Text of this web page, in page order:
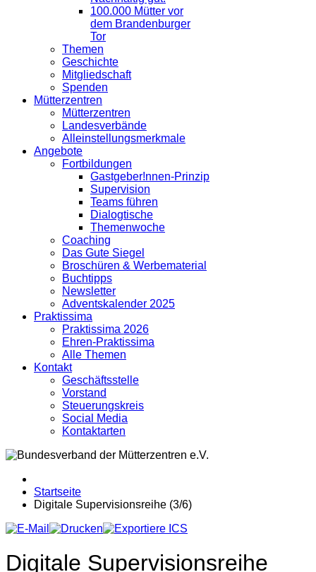
100.000 Mütter vor
dem Brandenburger
Tor
Themen
Geschichte
Mitgliedschaft
Spenden
Mütterzentren
Mütterzentren
Landesverbände
Alleinstellungsmerkmale
Angebote
Fortbildungen
Gastgeber!nnen-Prinzip
Supervision
Teams führen
Dialogtische
Themenwoche
Coaching
Das Gute Siegel
Broschüren & Werbematerial
Buchtipps
Newsletter
Adventskalender 2025
Praktissima
Praktissima 2026
Ehren-Praktissima
Alle Themen
Kontakt
Geschäftsstelle
Vorstand
Steuerungskreis
Social Media
Kontaktarten
Startseite
Digitale Supervisionsreihe (3/6)
Digitale Supervisionsreihe